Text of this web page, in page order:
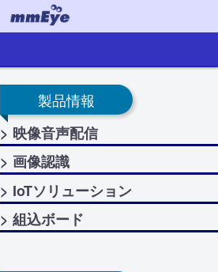
製品情報
> 映像音声配信
> 画像認識
> IoTソリューション
> 組込ボード